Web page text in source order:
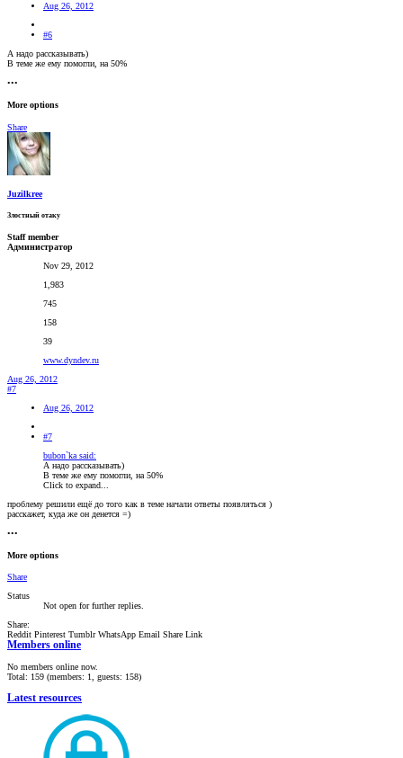
Aug 26, 2012
#6
А надо рассказывать)
В теме же ему помогли, на 50%
•••
More options
Share
Juzilkree
Злостный отаку
Staff member
Администратор
Nov 29, 2012
1,983
745
158
39
www.dyndev.ru
Aug 26, 2012
#7
Aug 26, 2012
#7
bubon`ka said:
А надо рассказывать)
В теме же ему помогли, на 50%
Click to expand...
проблему решили ещё до того как в теме начали ответы появляться )
расскажет, куда же он денется =)
•••
More options
Share
Status
Not open for further replies.
Share:
Reddit Pinterest Tumblr WhatsApp Email Share Link
Members online
No members online now.
Total: 159 (members: 1, guests: 158)
Latest resources